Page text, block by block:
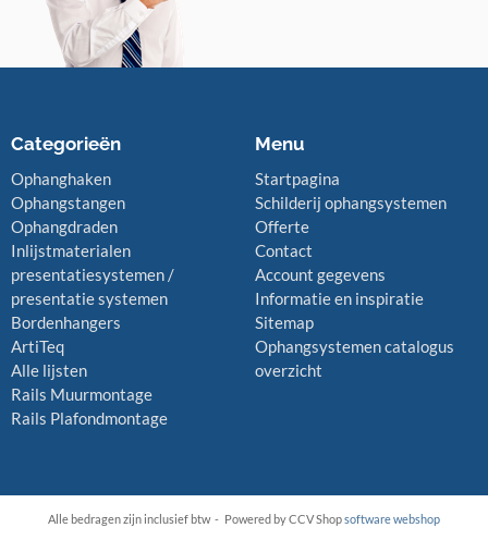
Categorieën
Ophanghaken
Ophangstangen
Ophangdraden
Inlijstmaterialen
presentatiesystemen /
presentatie systemen
Bordenhangers
ArtiTeq
Alle lijsten
Rails Muurmontage
Rails Plafondmontage
Menu
Startpagina
Schilderij ophangsystemen
Offerte
Contact
Account gegevens
Informatie en inspiratie
Sitemap
Ophangsystemen catalogus
overzicht
Alle bedragen zijn inclusief btw - Powered by CCV Shopsoftware webshop